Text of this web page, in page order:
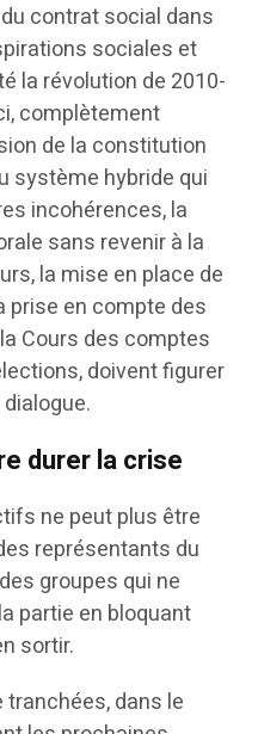
contrat social dans
sociales et
la révolution de 2010-
complètement
de la constitution
système hybride qui
incohérences, la
sans revenir à la
la mise en place de
prise en compte des
Cours des comptes
doivent figurer
dialogue.
durer la crise
ne peut plus être
représentants du
groupes qui ne
partie en bloquant
sortir.
dans le